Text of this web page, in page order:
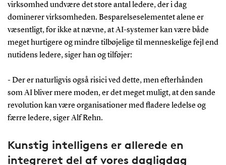
virksomhed undvære det store antal ledere, der i dag
dominerer virksomheden. Besparelseselementet alene er
væsentligt, for ikke at nævne, at AI-systemer kan være både
meget hurtigere og mindre tilbøjelige til menneskelige fejl end
nutidens ledere, siger han og tilføjer:
- Der er naturligvis også risici ved dette, men efterhånden
som AI bliver mere moden, er det meget muligt, at den sande
revolution kan være organisationer med fladere ledelse og
færre ledere, siger Alf Rehn.
Kunstig intelligens er allerede en
integreret del af vores dagligdag